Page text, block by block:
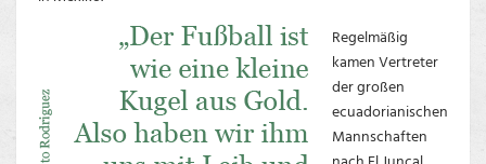
Regelmäßig
kamen Vertreter
der großen
ecuadorianischen
Mannschaften